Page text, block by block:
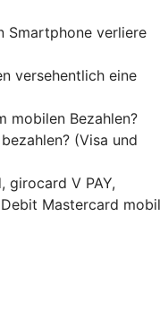
Smartphone verliere
versehentlich eine
mobilen Bezahlen?
(Visa und
girocard V PAY,
Mastercard mobil